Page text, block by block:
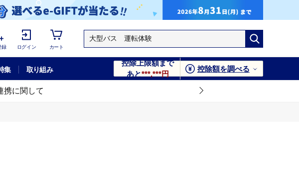
録 ログイン カート
集 取り組み
控除上限額まで
あと***,***円
控除額を調べる
携に関して